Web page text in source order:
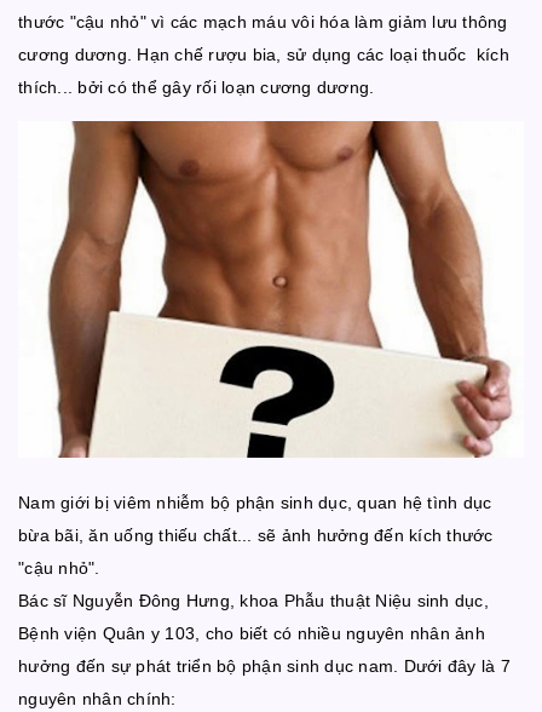
thước "cậu nhỏ" vì các mạch máu vôi hóa làm giảm lưu thông
cương dương. Hạn chế rượu bia, sử dụng các loại thuốc kích
thích... bởi có thể gây rối loạn cương dương.
Nam giới bị viêm nhiễm bộ phận sinh dục, quan hệ tình dục
bừa bãi, ăn uống thiếu chất... sẽ ảnh hưởng đến kích thước
"cậu nhỏ".
Bác sĩ Nguyễn Đông Hưng, khoa Phẫu thuật Niệu sinh dục,
Bệnh viện Quân y 103, cho biết có nhiều nguyên nhân ảnh
hưởng đến sự phát triển bộ phận sinh dục nam. Dưới đây là 7
nguyên nhân chính: